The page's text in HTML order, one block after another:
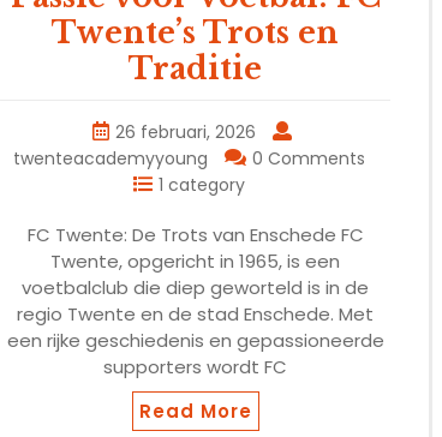
Twente’s Trots en
Traditie
26 februari, 2026
twenteacademyyoung
0 Comments
1 category
FC Twente: De Trots van Enschede FC
Twente, opgericht in 1965, is een
voetbalclub die diep geworteld is in de
regio Twente en de stad Enschede. Met
een rijke geschiedenis en gepassioneerde
supporters wordt FC
Read More